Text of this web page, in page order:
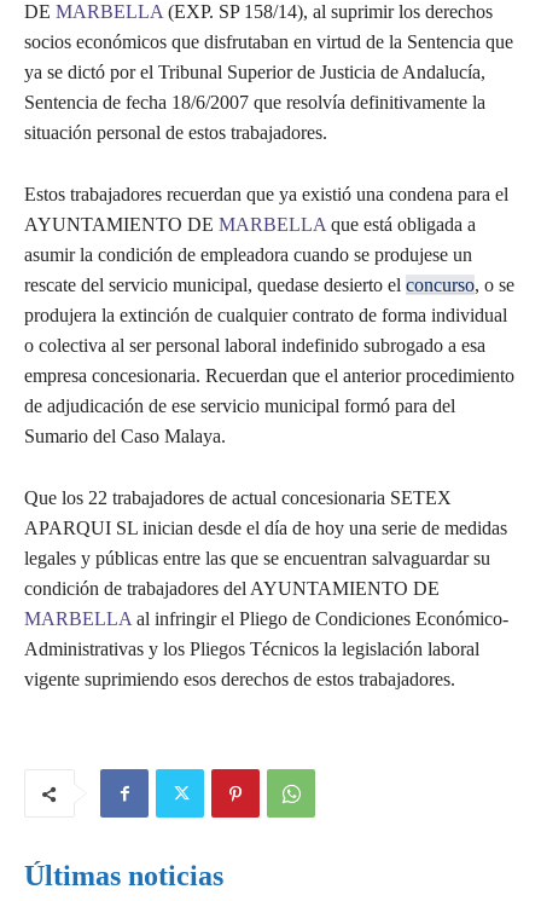
DE MARBELLA(EXP. SP 158/14), al suprimir los derechos
socios económicos que disfrutaban en virtud de la Sentencia que
ya se dictó por el Tribunal Superior de Justicia de Andalucía,
Sentencia de fecha 18/6/2007 que resolvía definitivamente la
situación personal de estos trabajadores.
Estos trabajadores recuerdan que ya existió una condena para el
AYUNTAMIENTO DE MARBELLAque está obligada a
asumir la condición de empleadora cuando se produjese un
rescate del servicio municipal, quedase desierto el concurso, o se
produjera la extinción de cualquier contrato de forma individual
o colectiva al ser personal laboral indefinido subrogado a esa
empresa concesionaria. Recuerdan que el anterior procedimiento
de adjudicación de ese servicio municipal formó para del
Sumario del Caso Malaya.
Que los 22 trabajadores de actual concesionaria SETEX
APARQUI SL inician desde el día de hoy una serie de medidas
legales y públicas entre las que se encuentran salvaguardar su
condición de trabajadores del AYUNTAMIENTO DE
MARBELLAal infringir el Pliego de Condiciones Económico-
Administrativas y los Pliegos Técnicos la legislación laboral
vigente suprimiendo esos derechos de estos trabajadores.
Últimas noticias